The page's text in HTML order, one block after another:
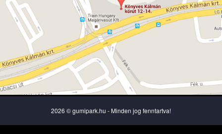
2026 © gumipark.hu - Minden jog fenntartva!